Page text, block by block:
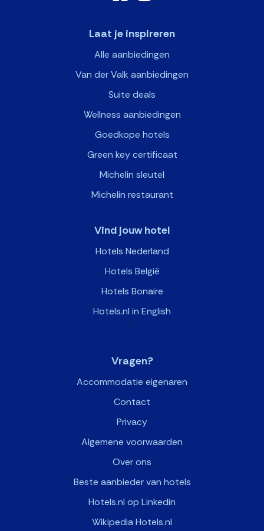
Laat je inspireren
Alle aanbiedingen
Van der Valk aanbiedingen
Suite deals
Wellness aanbiedingen
Goedkope hotels
Green key certificaat
Michelin sleutel
Michelin restaurant
Vind jouw hotel
Hotels Nederland
Hotels België
Hotels Bonaire
Hotels.nl in English
>
Vragen?
Accommodatie eigenaren
Contact
Privacy
Algemene voorwaarden
Over ons
Beste aanbieder van hotels
Hotels.nl op Linkedin
Wikipedia Hotels.nl